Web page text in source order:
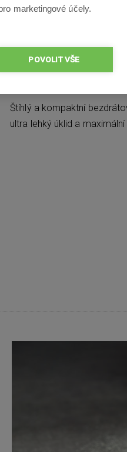
Ideální pro
Štíhlý a kompaktní
ultra lehký úklid a
marketingové účely.
POVOLIT VŠE